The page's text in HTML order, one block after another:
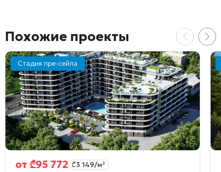
Похожие проекты
Стадия пре-сейла
от ₾95 772 ₾3 149/м²